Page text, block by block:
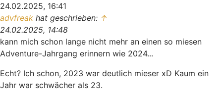
24.02.2025, 16:41
advfreak hat geschrieben: ↑
24.02.2025, 14:48
kann mich schon lange nicht mehr an einen so miesen
Adventure-Jahrgang erinnern wie 2024...
Echt? Ich schon, 2023 war deutlich mieser xD Kaum ein
Jahr war schwächer als 23.